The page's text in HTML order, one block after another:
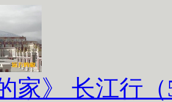
家》 长江行